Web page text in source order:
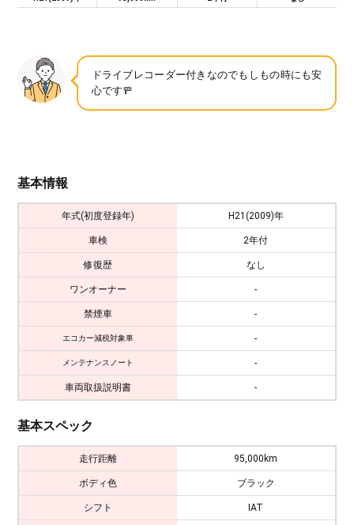
ドライブレコーダー付きなのでもしもの時にも安
心です🚥
基本情報
年式(初度登録年) H21(2009)年
車検 2年付
修復歴 なし
ワンオーナー -
禁煙車 -
エコカー減税対象車 -
メンテナンスノート -
車両取扱説明書 -
基本スペック
走行距離 95,000km
ボディ色 ブラック
シフト IAT